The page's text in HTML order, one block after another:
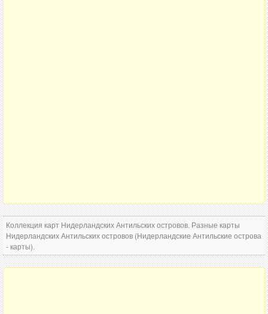
Коллекция карт Нидерландских Антильских островов. Разные карты
Нидерландских Антильских островов (Нидерландские Антильские острова
- карты).